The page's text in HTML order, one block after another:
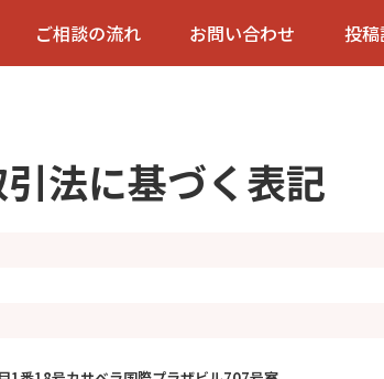
ご相談の流れ お問い合わせ 投
法に基づく表記